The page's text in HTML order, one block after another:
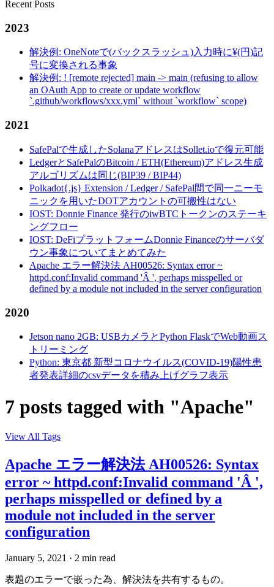
Recent Posts
2023
解決例: OneNoteで(バックスラッシュ)入力時に¥(円)記
号に変換される事象
解決例: ! [remote rejected] main -> main (refusing to allow
an OAuth App to create or update workflow
`.github/workflows/xxx.yml` without `workflow` scope)
2021
SafePalで生成したSolanaアドレスはSollet.ioで復元可能
LedgerとSafePalのBitcoin / ETH(Ethereum)アドレス生成
アルゴリズムは同じ(BIP39 / BIP44)
Polkadot{.js} Extension / Ledger / SafePal間で同一ニーモ
ニックを用いたDOTアカウントの可搬性はない
IOST: Donnie Finance 発行のiwBTCトークンのステーキ
ングフロー
IOST: DeFiプラットフォームDonnie Financeのサーバダ
ウン事象についてまとめてみた
Apache エラー解決法 AH00526: Syntax error ~
httpd.conf:Invalid command 'Â ', perhaps misspelled or
defined by a module not included in the server configuration
2020
Jetson nano 2GB: USBカメラとPython FlaskでWeb動画ス
トリーミング
Python: 東京都 新型コロナウイルス(COVID-19)陽性患
者発表詳細のcsvデータを積み上げグラフ表示
7 posts tagged with "Apache"
View All Tags
Apache エラー解決法 AH00526: Syntax
error ~ httpd.conf:Invalid command 'Â ',
perhaps misspelled or defined by a
module not included in the server
configuration
January 5, 2021 · 2 min read
表題のエラーで嵌った為、解決法を共有するもの。